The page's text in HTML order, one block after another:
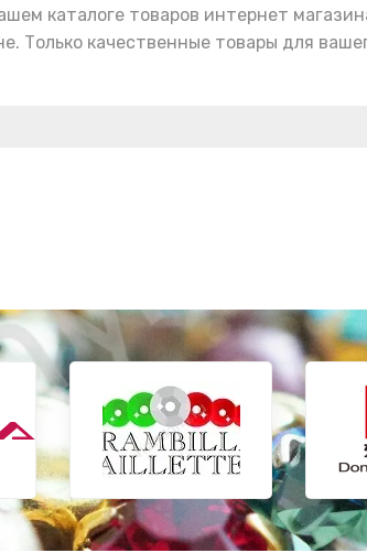
каталоге товаров интернет
Только качественные товары для